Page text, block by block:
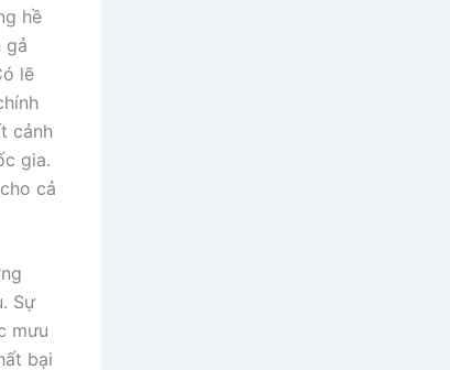
hề
gả
lẽ
cảnh
gia.
cả
Sự
mưu
bại